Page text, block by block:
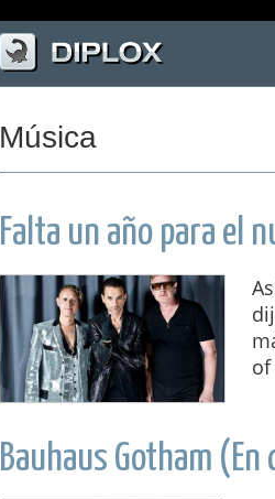
Música
Falta un año para el
of
Bauhaus Gotham